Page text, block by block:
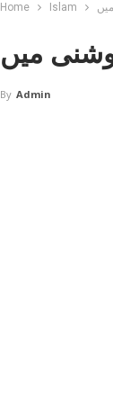
Home Islam
میں
By Admin